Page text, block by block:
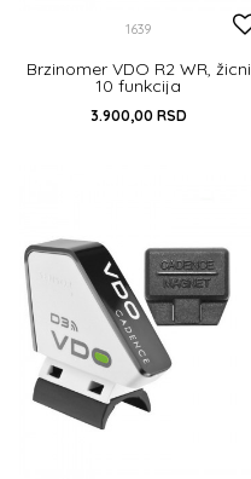
1639
Brzinomer VDO R2 WR, žicni
10 funkcija
3.900,00 RSD